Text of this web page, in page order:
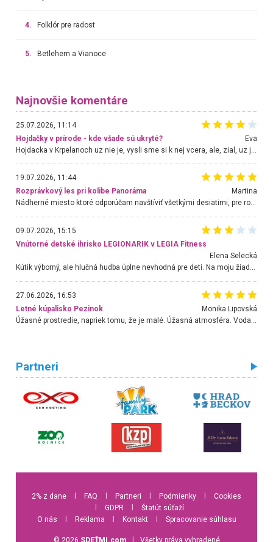
4. Folklór pre radost
5. Betlehem a Vianoce
Najnovšie komentáre
25.07.2026, 11:14
Hojdačky v prírode - kde všade sú ukryté?
Eva
19.07.2026, 11:44
Rozprávkový les pri kolibe Panoráma
Martina
Nádherné miesto ktoré odporúčam navštíviť všetkými desiatimi, pre rodiny s deťmi, dôchodcom... Proste a jednoducho ozaj rozprávkový les.. určite ešte prídeme. Odniesli sme si na pamiatku krásne tričká,
09.07.2026, 15:15
Vnútorné detské ihrisko LEGIONARIK v LEGIA Fitness
Elena Selecká
Kútik výborný, ale hlučná hudba úplne nevhodná pre deti. Na moju žiadosť o aspoň sušenie nereagovali.
27.06.2026, 16:53
Letné kúpalisko Pezinok
. Monika Lipovská
Partneri
2% z dane FAQ Partneri Podmienky
Cookies
GDPR
Štatút súťaží
O nás
Reklama Kontakt Spracovanie súhlasu
© 2026 SDEŤMI.com Všetky práva vyhradené